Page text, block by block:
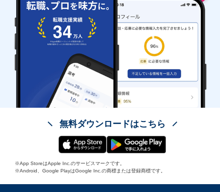
無料ダウンロードはこちら
※App StoreはApple Inc.のサービスマークです。
※Android、Google PlayはGoogle Inc.の商標または登録商標です。